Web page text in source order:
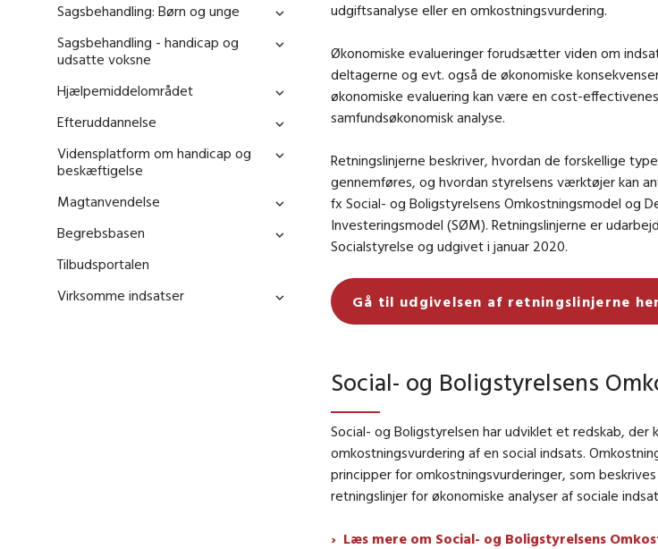
Sagsbehandling: Børn og unge
Sagsbehandling - handicap og
udsatte voksne
Hjælpemiddelområdet
Efteruddannelse
Vidensplatform om handicap og
beskæftigelse
Magtanvendelse
Begrebsbasen
Tilbudsportalen
Virksomme indsatser
udgiftsanalyse eller en omkostningsvurdering.
Økonomiske evalueringer forudsætter viden om
deltagerne og evt. også de økonomiske
økonomiske evaluering kan være en cost-
samfundsøkonomisk analyse.
Retningslinjerne beskriver, hvordan de forskellige
gennemføres, og hvordan styrelsens værktøjer kan
fx Social- og Boligstyrelsens Omkostningsmodel og
Investeringsmodel (SØM). Retningslinjerne er
Socialstyrelse og udgivet i januar 2020.
Gå til udgivelsen af retningslinjerne her
Social- og Boligstyrelsens
Social- og Boligstyrelsen har udviklet et redskab, der
omkostningsvurdering af en social indsats.
principper for omkostningsvurderinger, som beskrives
retningslinjer for økonomiske analyser af sociale
Læs mere om Social- og Boligstyrelsens